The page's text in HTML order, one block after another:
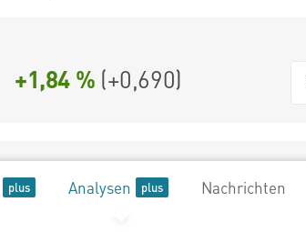
+1,84 % (+0,690)
Analysen Nachrichten